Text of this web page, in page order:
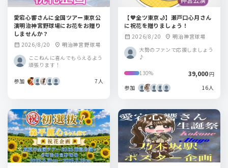
愛宕心響さんに全国ツアー東京公
演明治神宮野球場にお花をお贈り
しませんか？
calendar_month 2026/8/20 location_on 明治神宮野球場
ここねんに喜んでもらえるよう
頑張ります！
参加 7人
【💙全ツ東京🌙】瀬戸口心月さん
に祝花を贈りましょう！
calendar_month 2026/8/20 location_on 明治神宮球場
大勢のファンで応援しましょう
♪
130% 39,000円
参加
16人